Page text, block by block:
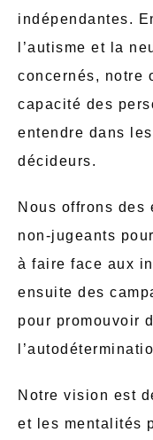
indépendantes.
l’autisme et la
concernés, notre
capacité des
entendre dans
décideurs.
Nous offrons des
non-jugeants
à faire face aux
ensuite des
pour promouvoir
Notre vision est
et les mentalités